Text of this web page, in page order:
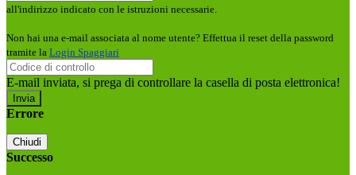
all'indirizzo indicato con le istruzioni necessarie.
Non hai una e-mail associata al nome utente? Effettua il reset della password
tramite la Login Spaggiari
E-mail inviata, si prega di controllare la casella di posta elettronica!
Errore
Chiudi
Successo